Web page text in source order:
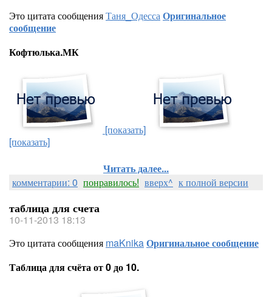
Это цитата сообщенияТаня_ОдессаОригинальное
сообщение
Кофтюлька.МК
[показать]
[показать]
Читать далее...
комментарии: 0 понравилось! вверх^ к полной версии
таблица для счета
10-11-2013 18:13
Это цитата сообщения maKnikaОригинальное сообщение
Таблица для счёта от 0 до 10.